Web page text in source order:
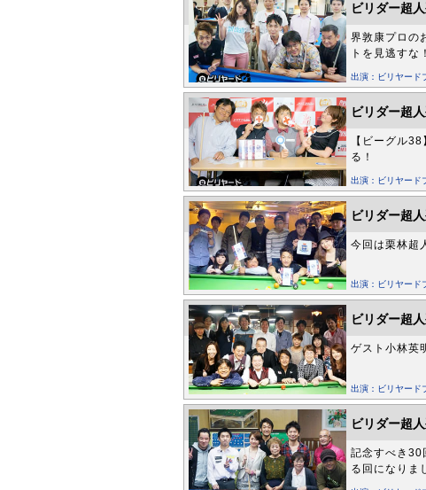
ビリダー超
界敦康プロの
トを見逃すな！
出演：ビリヤー
ビリダー超
【ビーグル
る！
出演：ビリヤー
ビリダー超
今回は栗林超
出演：ビリヤー
ビリダー超
ゲスト小林英
出演：ビリヤー
ビリダー超
記念すべき30
る回になりま